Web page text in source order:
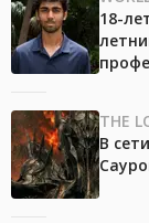
18-
THE
В